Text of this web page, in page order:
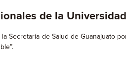
de la
la Secretaría de Salud de Guanajuato